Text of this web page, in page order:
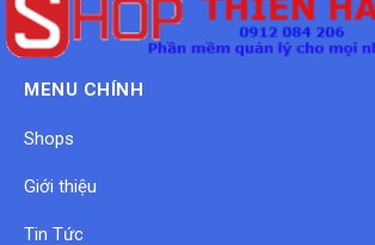
MENU CHÍNH
Shops
Giới thiệu
Tin Tức